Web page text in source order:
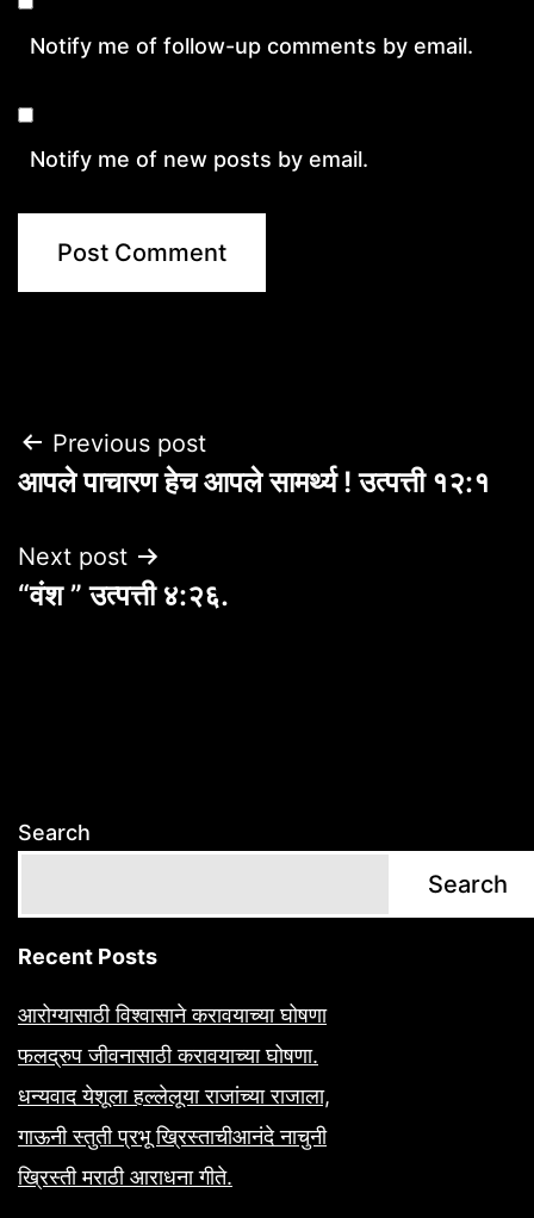
Notify me of follow-up comments by email.
Notify me of new posts by email.
Post
navigation
Previous post
आपले पाचारण हेच आपले सामर्थ्य ! उत्पत्ती १२:१
Next post
“वंश ” उत्पत्ती ४:२६.
Search
Search
Recent Posts
आरोग्यासाठी विश्वासाने करावयाच्या घोषणा
फलद्रुप जीवनासाठी करावयाच्या घोषणा.
धन्यवाद येशूला हल्लेलूया राजांच्या राजाला,
गाऊनी स्तुती प्रभू ख्रिस्ताचीआनंदे नाचुनी
ख्रिस्ती मराठी आराधना गीते.